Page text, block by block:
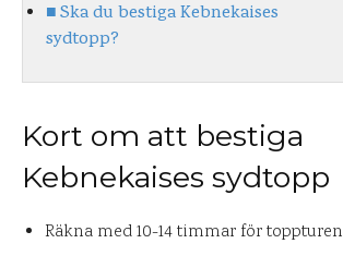
Ska du bestiga Kebnekaises
sydtopp?
Kort om att bestiga
Kebnekaises sydtopp
Räkna med 10-14 timmar för toppturen